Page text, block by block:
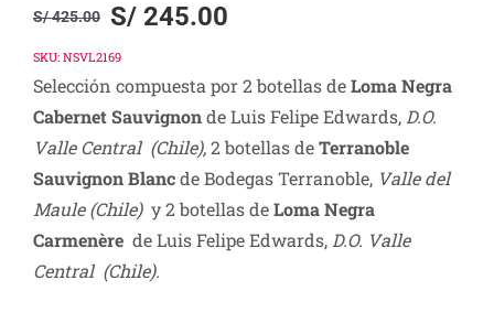
S/425.00
Original
price
was:
S/ 425.00.
S/245.00
Current
price
is:
S/ 245.00.
SKU: NSVL2169
Selección compuesta por 2 botellas deLoma Negra
Cabernet Sauvignonde Luis Felipe Edwards, D.O.
Valle Central (Chile),2 botellas deTerranoble
Sauvignon Blancde Bodegas Terranoble, Valle del
Maule (Chile) y 2 botellas deLoma Negra
Carmenère de Luis Felipe Edwards, D.O. Valle
Central (Chile).